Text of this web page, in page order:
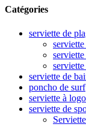
Catégories
serviette de
serviette de
poncho de surf
serviette à
serviette de